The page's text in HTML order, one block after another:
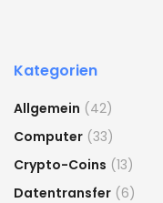
Kategorien
Allgemein (42)
Computer (33)
Crypto-Coins (13)
Datentransfer (6)